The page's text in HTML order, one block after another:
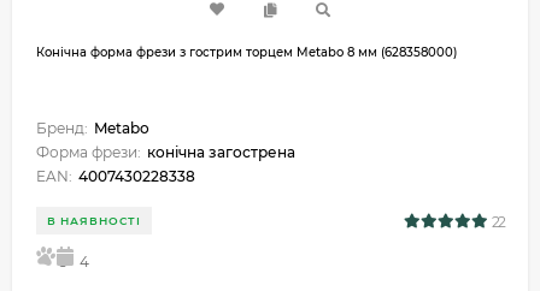
Конічна форма фрези з гострим торцем Metabo 8 мм (628358000)
Бренд: Metabo
Форма фрези: конічна загострена
EAN: 4007430228338
В НАЯВНОСТІ 22
5 4